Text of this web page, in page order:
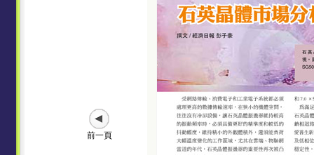
前一頁